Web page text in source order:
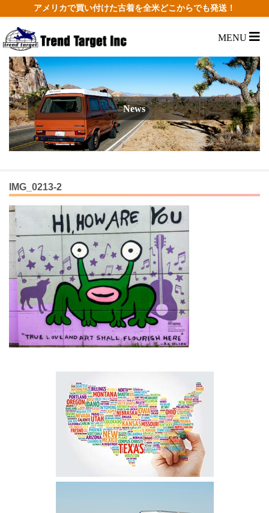
アメリカで買い付けた古着を全米どこからでも発送！
MENU
News
IMG_0213-2